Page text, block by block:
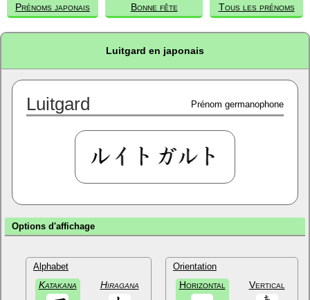
Prénoms japonais Bonne fête Tous les prénoms
Luitgard en japonais
Luitgard Prénom germanophone
Options d'affichage
Alphabet
Katakana Hiragana
Orientation
Horizontal Vertical